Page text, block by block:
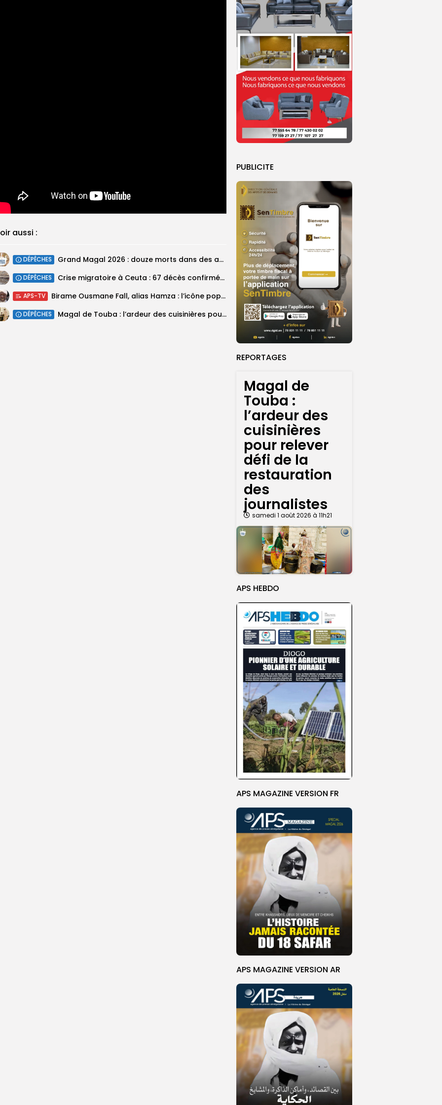
PUBLICITE
REPORTAGES
Magal de
Touba :
l’ardeur des
cuisinières
pour relever
défi de la
restauration
des
journalistes
samedi 1 août 2026 à 11h21
APS HEBDO
APS MAGAZINE VERSION FR
APS MAGAZINE VERSION AR
aussi :
DÉPÊCHES Grand Magal 2026 : douze morts dans des accidents de la route...
DÉPÊCHES Crise migratoire à Ceuta : 67 décès confirmés, retour en nombre des...
APS-TV Birame Ousmane Fall, alias Hamza : l’icône populaire du Grand Magal
DÉPÊCHES Magal de Touba : l’ardeur des cuisinières pour relever défi de la...